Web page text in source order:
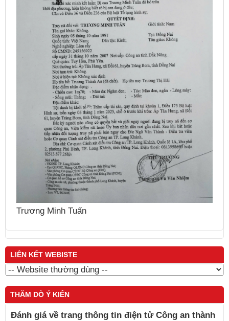
Trương Minh Tuấn
LIÊN KẾT WEBISTE
THĂM DÒ Ý KIẾN
Đánh giá về trang thông tin điện tử Công an thành